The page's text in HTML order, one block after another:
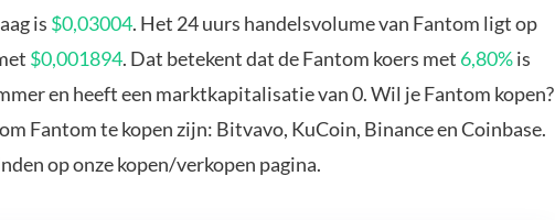
is $0,03004. Het 24 uurs handelsvolume van Fantom ligt op
$0,001894. Dat betekent dat de Fantom koers met 6,80%is
en heeft een marktkapitalisatie van 0. Wil je Fantom kopen?
Fantom te kopen zijn: Bitvavo, KuCoin, Binance en Coinbase.
op onze kopen/verkopen pagina.